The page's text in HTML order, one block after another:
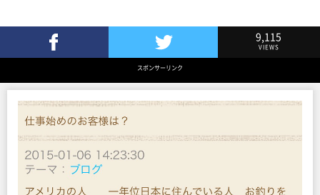
Twitterでツイート
9,115
VIEWS
スポンサーリンク